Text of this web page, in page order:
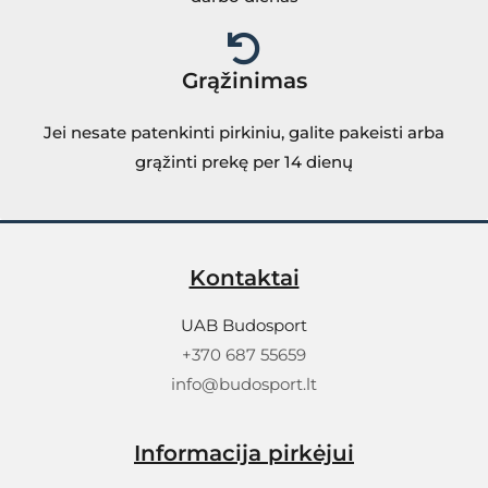
Grąžinimas
Jei nesate patenkinti pirkiniu, galite pakeisti arba
grąžinti prekę per 14 dienų
Kontaktai
UAB Budosport
+370 687 55659
info@budosport.lt
Informacija pirkėjui